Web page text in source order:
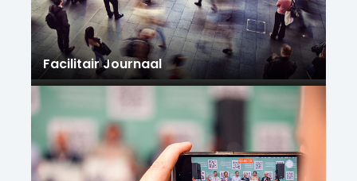
Facilitair Journaal